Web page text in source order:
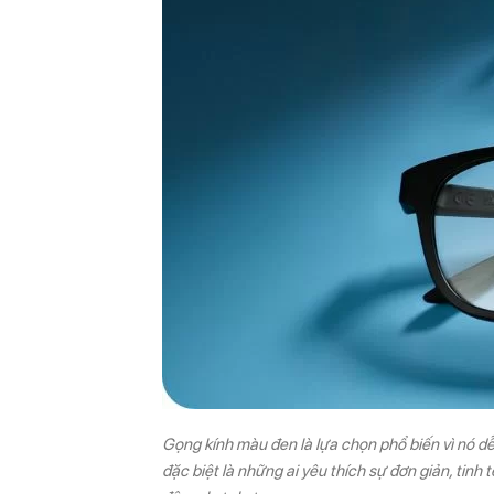
Gọng kính màu đen là lựa chọn phổ biến vì nó
đặc biệt là những ai yêu thích sự đơn giản, tinh